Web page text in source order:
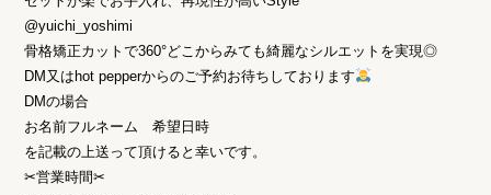
@yuichi_yoshimi
骨格矯正カットで360°どこからみても綺麗なシルエットを実現◎
DM又はhot pepperからのご予約お待ちしております
DMの場合
お名前フルネーム 希望日時
を記載の上送って頂けると幸いです。
✂︎営業時間✂︎